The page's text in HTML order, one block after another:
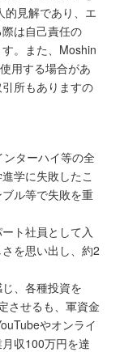
的見解であり、エ
は自己責任の
。また、Moshin
用する場合があ
所もありますの
ターハイ等の全
学に失敗したこ
ル等で失敗を重
ト社員として入
を思い出し、約2
、各種投資を
させるも、軍資金
やオンライ
収100万円を達